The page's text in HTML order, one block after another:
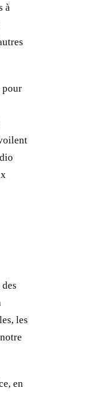
à
pour
les
en